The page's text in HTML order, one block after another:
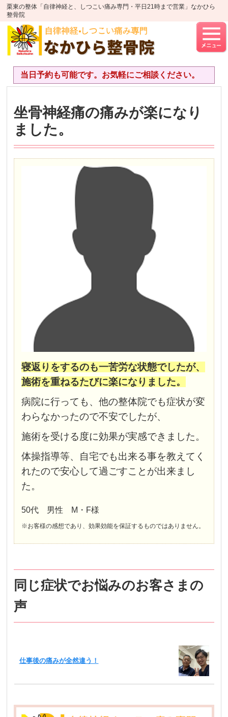
栗東の整体「自律神経と、しつこい痛み専門・平日21時まで営業」なかひら
整骨院
当日予約も可能です。お気軽にご相談ください。
坐骨神経痛の痛みが楽になり
ました。
寝返りをするのも一苦労な状態でしたが、
施術を重ねるたびに楽になりました。
病院に行っても、他の整体院でも症状が変
わらなかったので不安でしたが、
施術を受ける度に効果が実感できました。
体操指導等、自宅でも出来る事を教えてく
れたので安心して過ごすことが出来まし
た。
50代 男性 M・F様
※お客様の感想であり、効果効能を保証するものではありません。
同じ症状でお悩みのお客さまの
声
仕事後の痛みが全然違う！